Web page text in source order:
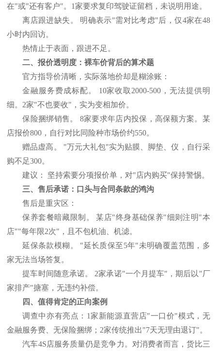
在"或"还有客户"。1家要求复印驾驶证留档，未说明用途。
离店跟进缺失。
明确表示"需对比考虑"后，仅4家在48
小时内回访。
热情止于表面，跟进不足。
二、报价透明度：裸车价背后的算术题
官方指导价清晰，实际落地价却是糊涂账：
金融服务费成标配。
10家收取2000-500，无法提供明
细。2家"不也要收"，实为变相加价。
保险捆绑销售。
8家要求年店内投保，高保额方案。某
店报价800，自行对比同险种市场价约550。
赠品虚高。
"万元大礼包"实为贴膜、脚垫、仪，自行采
购不足300。
建议：
坚持索要分项报价单，对"店内购买"保持警惕。
三、售后承诺：口头与合同条款的鸿沟
售后是重灾区：
保养套餐暗藏限制。
某店"终身基础保养"细则注明"本
店""每年限2次"，且不包机油、机滤。
延保条款模糊。
"延长质保至5年"未明确覆盖范围，多
家无法当场答复。
提车时间随意承诺。
2家承诺"一个月提车"，期后以"厂
家排产"搪塞，无违约补偿。
四、值得肯定的正向案例
调查中亦有亮点： 1家新能源直营店"一口价"模式，无
金融服务费、无保险捆绑；2家传统推出"7天无理由退订"。
汽车4S店服务质量仍是竞争力。对消费者而言，货比三